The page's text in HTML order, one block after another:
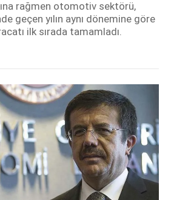
rağmen otomotiv sektörü,
geçen yılın aynı dönemine göre
ilk sırada tamamladı.